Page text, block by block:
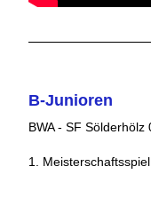
B-Junioren
BWA - SF Sölderhölz
1.